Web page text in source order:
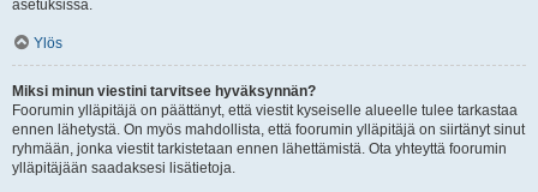
asetuksissa.
Ylös
Miksi minun viestini tarvitsee hyväksynnän?
Foorumin ylläpitäjä on päättänyt, että viestit kyseiselle alueelle tulee tarkastaa
ennen lähetystä. On myös mahdollista, että foorumin ylläpitäjä on siirtänyt sinut
ryhmään, jonka viestit tarkistetaan ennen lähettämistä. Ota yhteyttä foorumin
ylläpitäjään saadaksesi lisätietoja.